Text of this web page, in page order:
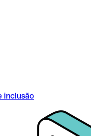
inclusão